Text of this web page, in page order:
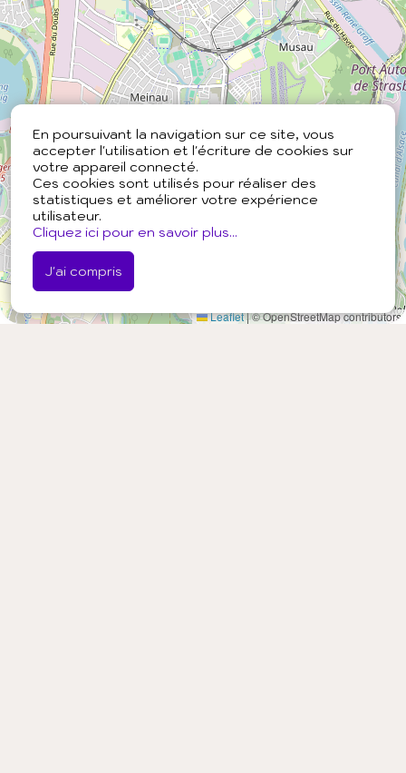
En poursuivant la navigation sur ce site, vous
accepter l'utilisation et l'écriture de cookies sur
votre appareil connecté.
Ces cookies sont utilisés pour réaliser des
statistiques et améliorer votre expérience
utilisateur.
Cliquez ici pour en savoir plus...
J'ai compris
Leaflet|© OpenStreetMap contributors